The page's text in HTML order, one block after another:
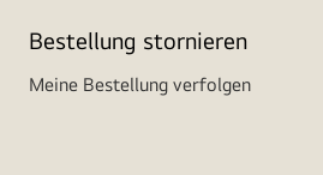
Bestellung stornieren
Meine Bestellung verfolgen